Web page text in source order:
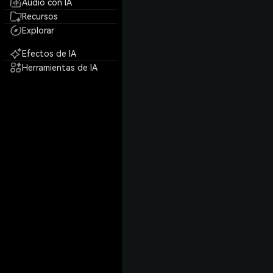
Audio con IA
Recursos
Explorar
Efectos de IA
Herramientas de IA